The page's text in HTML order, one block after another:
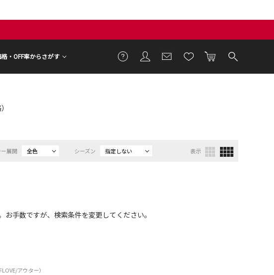
格・OFF率からさがす
ー展開 全色 シーズン 指定しない 表示
手数ですが、検索条件を変更してください。
アウター）